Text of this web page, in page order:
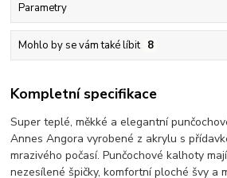
Parametry
Mohlo by se vám také líbit 8
Kompletní specifikace
Super teplé, měkké a elegantní
Annes Angora vyrobené z akrylu s
mrazivého počasí. Punčochové kalhoty
nezesílené špičky, komfortní ploché švy a